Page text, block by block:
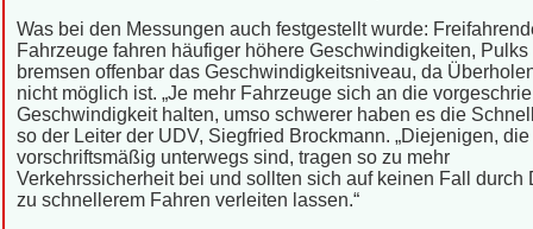
Was bei den Messungen auch festgestellt wurde:
Fahrzeuge fahren häufiger höhere Geschwindigkeiten, Pulks
bremsen offenbar das Geschwindigkeitsniveau, da
nicht möglich ist. „Je mehr Fahrzeuge sich an die
Geschwindigkeit halten, umso schwerer haben es die
so der Leiter der UDV, Siegfried Brockmann. „Diejenigen, die
vorschriftsmäßig unterwegs sind, tragen so zu mehr
Verkehrssicherheit bei und sollten sich auf keinen Fall durch
zu schnellerem Fahren verleiten lassen.“